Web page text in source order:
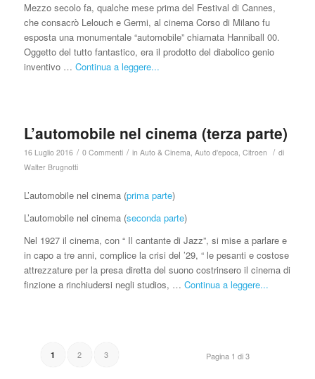
Mezzo secolo fa, qualche mese prima del Festival di Cannes,
che consacrò Lelouch e Germi, al cinema Corso di Milano fu
esposta una monumentale “automobile” chiamata Hanniball 00.
Oggetto del tutto fantastico, era il prodotto del diabolico genio
inventivo … Continua a leggere...
L’automobile nel cinema (terza parte)
16 Luglio 2016 / 0 Commenti / in Auto & Cinema, Auto d'epoca, Citroen / di
Walter Brugnotti
L’automobile nel cinema (prima parte)
L’automobile nel cinema (seconda parte)
Nel 1927 il cinema, con “ Il cantante di Jazz”, si mise a parlare e
in capo a tre anni, complice la crisi del ’29, “ le pesanti e costose
attrezzature per la presa diretta del suono costrinsero il cinema di
finzione a rinchiudersi negli studios, … Continua a leggere...
Pagina 1 di 3
1 2 3